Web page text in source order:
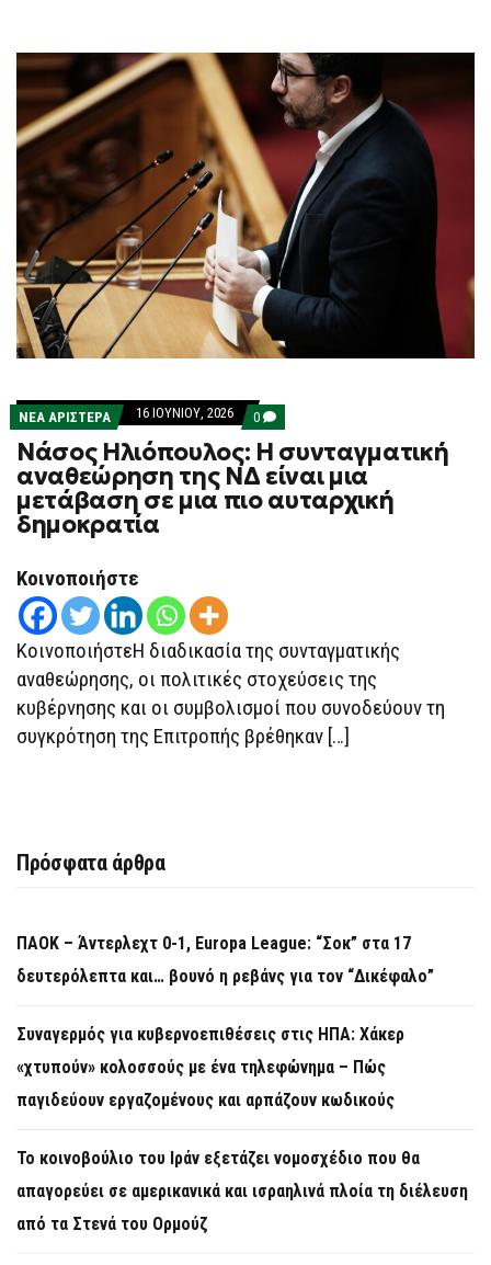
ΝΕΑ ΑΡΙΣΤΕΡΑ 16 ΙΟΥΝΊΟΥ, 2026 0 COMMENTS
ON
ΝΆΣΟΣ
ΗΛΙΌΠΟΥΛΟΣ:
Η
ΣΥΝΤΑΓΜΑΤΙΚΉ
ΑΝΑΘΕΏΡΗΣΗ
ΠΙΟ
ΑΥΤΑΡΧΙΚΉ
ΔΗΜΟΚΡΑΤΊΑ
Νάσος Ηλιόπουλος: Η συνταγματική
αναθεώρηση της ΝΔ είναι μια
μετάβαση σε μια πιο αυταρχική
δημοκρατία
Κοινοποιήστε
ΚοινοποιήστεΗ διαδικασία της συνταγματικής
αναθεώρησης, οι πολιτικές στοχεύσεις της
κυβέρνησης και οι συμβολισμοί που συνοδεύουν τη
συγκρότηση της Επιτροπής βρέθηκαν […]
Πρόσφατα άρθρα
ΠΑΟΚ – Άντερλεχτ 0-1, Europa League: “Σοκ” στα 17
δευτερόλεπτα και… βουνό η ρεβάνς για τον “Δικέφαλο”
Συναγερμός για κυβερνοεπιθέσεις στις ΗΠΑ: Χάκερ
«χτυπούν» κολοσσούς με ένα τηλεφώνημα – Πώς
παγιδεύουν εργαζομένους και αρπάζουν κωδικούς
Το κοινοβούλιο του Ιράν εξετάζει νομοσχέδιο που θα
απαγορεύει σε αμερικανικά και ισραηλινά πλοία τη διέλευση
από τα Στενά του Ορμούζ